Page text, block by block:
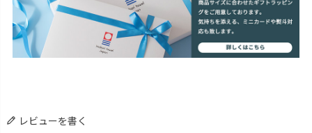
レビューを書く